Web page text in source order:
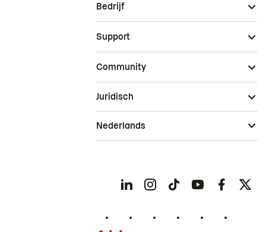
Bedrijf
Support
Community
Juridisch
Nederlands